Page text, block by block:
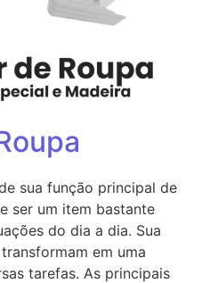
sua função principal de
ser um item bastante
do dia a dia. Sua
em uma
tarefas. As principais